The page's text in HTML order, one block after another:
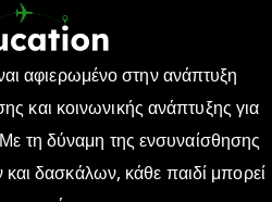
αφιερωμένο στην ανάπτυξη
και κοινωνικής ανάπτυξης για
τη δύναμη της ενσυναίσθησης
δασκάλων, κάθε παιδί μπορεί